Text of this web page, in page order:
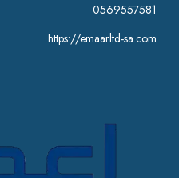
0569557581
https://emaarltd-sa.com